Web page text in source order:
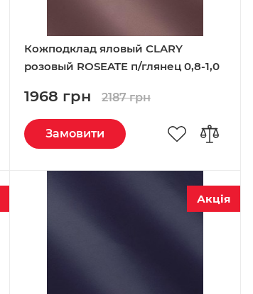
Кожподклад яловый CLARY
розовый ROSEATE п/глянец 0,8-1,0
1968 грн 2187 грн
Замовити
Акція